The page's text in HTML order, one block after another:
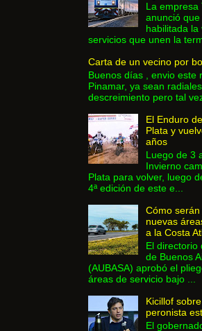
La empresa
anunció
habilitada la
servicios que unen la
Carta de un vecino por
Buenos días , envio este
Pinamar, ya sean
descreimiento pero tal
El Enduro
Plata y
años
Luego de 3
Invierno
Plata para volver, luego
4ª edición de este e...
Cómo
nuevas
a la Costa
El directorio
de Buenos
(AUBASA) aprobó el
áreas de servicio bajo ...
Kicillof
peronista
El